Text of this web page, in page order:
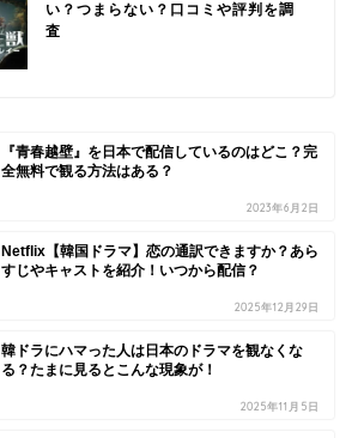
い？つまらない？口コミや評判を調
査
『青春越壁』を日本で配信しているのはどこ？完
全無料で観る方法はある？
2023年6月2日
Netflix【韓国ドラマ】恋の通訳できますか？あら
すじやキャストを紹介！いつから配信？
2025年12月29日
韓ドラにハマった人は日本のドラマを観なくな
る？たまに見るとこんな現象が！
2025年11月5日